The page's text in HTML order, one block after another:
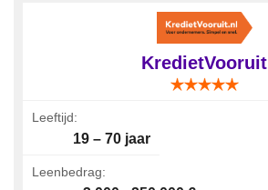
KredietVooruit
Leeftijd:
19 – 70 jaar
Leenbedrag: